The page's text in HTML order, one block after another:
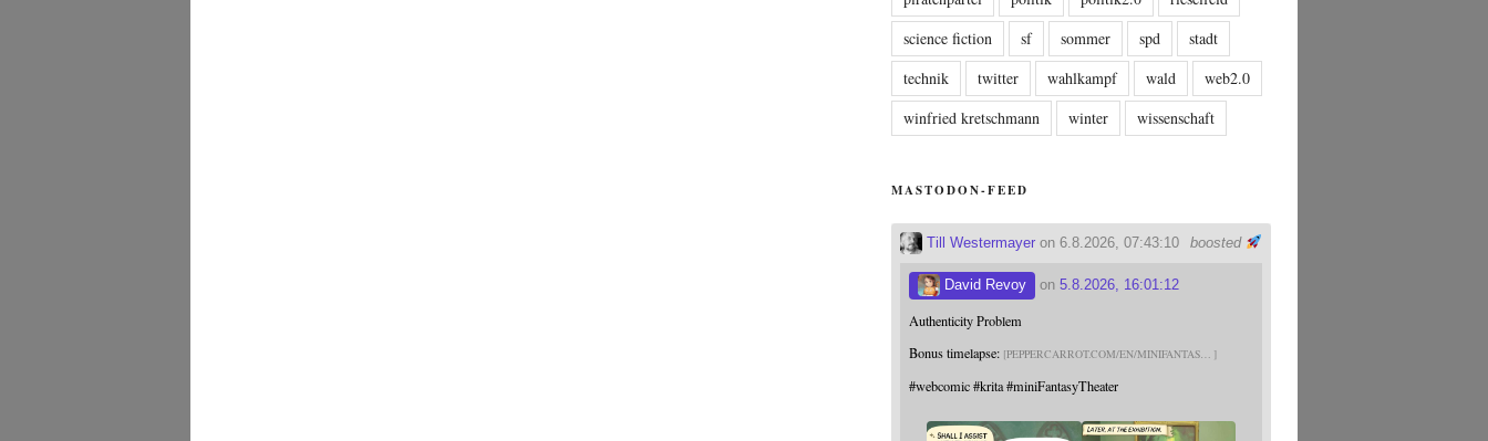
science fiction
sf sommer spd
stadt
technik
twitter wahlkampf wald
web2.0
winfried kretschmann
winter wissenschaft
MASTODON-FEED
boosted
Till Westermayer on 6.8.2026, 07:43:10
David Revoy on5.8.2026, 16:01:12
Authenticity Problem
Bonus timelapse: PEPPERCARROT.COM/EN/MINIFANTAS
#webcomic #krita #miniFantasyTheater